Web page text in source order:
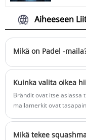
Aiheeseen
Mikä on Padel -
Kuinka valita oikea
Brändit ovat itse asiassa
mailamerkit ovat